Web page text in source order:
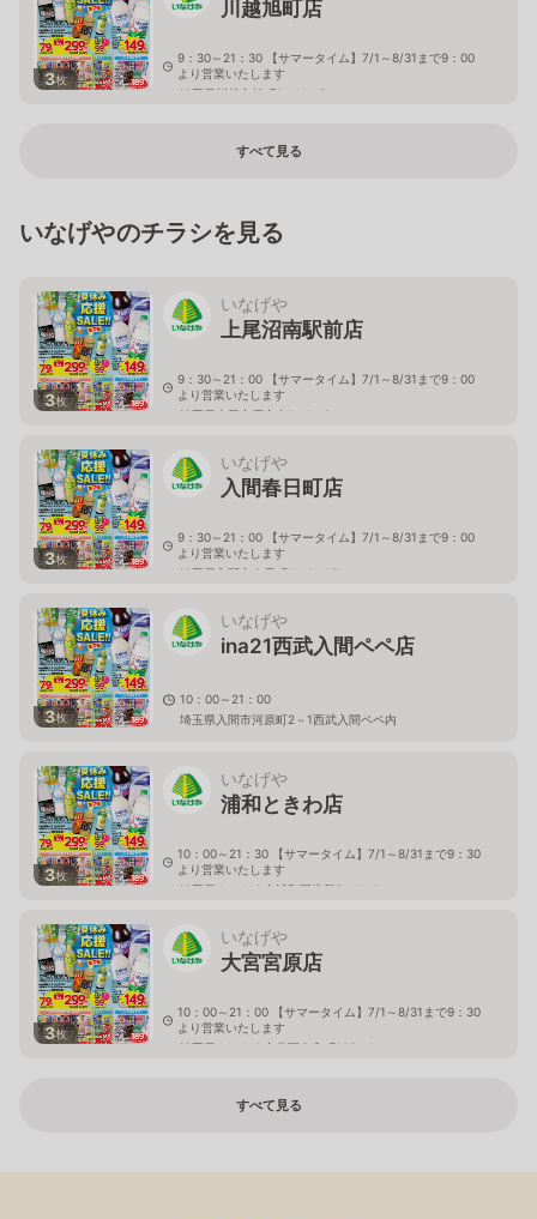
3枚
川越旭町店
9：30～21：30 【サマータイム】7/1～8/31まで9：00
より営業いたします
埼玉県川越市旭町2－11－5
すべて見る
いなげやのチラシを見る
3枚
いなげや
上尾沼南駅前店
9：30～21：00 【サマータイム】7/1～8/31まで9：00
より営業いたします
埼玉県上尾市原市中1－1－8
3枚
いなげや
入間春日町店
9：30～21：00 【サマータイム】7/1～8/31まで9：00
より営業いたします
埼玉県入間市春日町1－4－15
3枚
いなげや
ina21西武入間ペペ店
10：00～21：00
埼玉県入間市河原町2－1西武入間ペペ内
3枚
いなげや
浦和ときわ店
10：00～21：30 【サマータイム】7/1～8/31まで9：30
より営業いたします
埼玉県さいたま市浦和区常盤5－1－3
3枚
いなげや
大宮宮原店
10：00～21：00 【サマータイム】7/1～8/31まで9：30
より営業いたします
埼玉県さいたま市北区奈良町106－1
すべて見る